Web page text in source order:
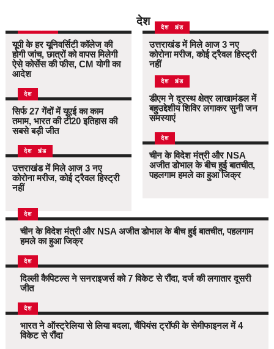
देश
यूपी के हर यूनिवर्सिटी कॉलेज की
होगी जांच, छात्रों को वापस मिलेगी
ऐसे कोर्सेस की फीस, CM योगी का
आदेश
देश
सिर्फ 27 गेंदों में यूएई का काम
तमाम, भारत की टी20 इतिहास की
सबसे बड़ी जीत
उत्तराखंड
देश
उत्तराखंड में मिले आज 3 नए
कोरोना मरीज, कोई ट्रैवल हिस्ट्री
नहीं
उत्तराखंड
देश
उत्तराखंड में मिले आज 3 नए
कोरोना मरीज, कोई ट्रैवल हिस्ट्री
नहीं
उत्तराखंड
देश
डीएम ने दूरस्थ क्षेत्र लाखामंडल में
बहुउद्देशीय शिविर लगाकर सुनी जन
समस्याएं
देश
चीन के विदेश मंत्री और NSA
अजीत डोभाल के बीच हुई बातचीत,
पहलगाम हमले का हुआ जिक्र
देश
चीन के विदेश मंत्री और NSA अजीत डोभाल के बीच हुई बातचीत, पहलगाम
हमले का हुआ जिक्र
देश
दिल्ली कैपिटल्स ने सनराइजर्स को 7 विकेट से रौंदा, दर्ज की लगातार दूसरी
जीत
देश
भारत ने ऑस्ट्रेलिया से लिया बदला, चैंपियंस ट्रॉफी के सेमीफाइनल में 4
विकेट से रौंदा